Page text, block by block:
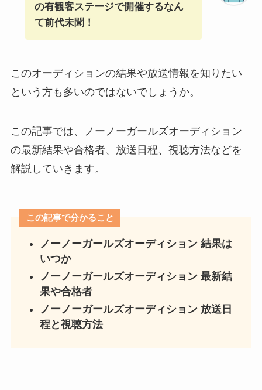
の有観客ステージで開催するなん
て前代未聞！
このオーディションの結果や放送情報を知りたい
という方も多いのではないでしょうか。
この記事では、ノーノーガールズオーディション
の最新結果や合格者、放送日程、視聴方法などを
解説していきます。
この記事で分かること
ノーノーガールズオーディション 結果は
いつか
ノーノーガールズオーディション 最新結
果や合格者
ノーノーガールズオーディション 放送日
程と視聴方法